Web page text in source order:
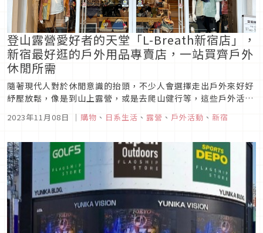
登山露營愛好者的天堂「L-Breath新宿店」，
新宿最好逛的戶外用品專賣店，一站買齊戶外
休閒所需
隨著現代人對於休閒意識的抬頭，不少人會選擇走出戶外來好好
紓壓放鬆，像是到山上露營，或是去爬山健行等，這些戶外活動
者，那你絕不能錯過位於新宿的大型戶外用品專賣店「L-
2023年11月08日 ｜ 購物 、 日系生活 、 露營 、 戶外活動 、 新宿